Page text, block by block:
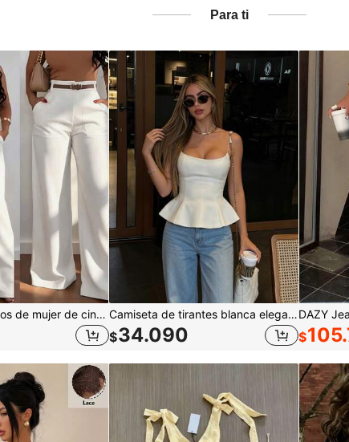
Para ti
Pantalones largos de mujer de cintura alta, pierna recta y ancha, casuales para ir al trabajo con bolsillos, versátiles y de calidad, de moda para la vuelta al colegio, otoño/invierno, blanco Camiseta de tirantes blanca elegante para mujer, tirantes finos, diseño corto, bajo acampanado, opción ideal de moda de verano, casual, estilo vacacional, chic & elegante
$34.090 $